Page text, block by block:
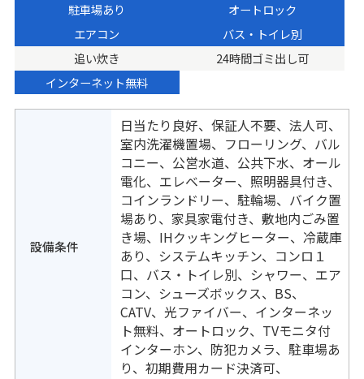
駐車場あり
オートロック
エアコン
バス・トイレ別
追い炊き
24時間ゴミ出し可
インターネット無料
設備条件
日当たり良好、保証人不要、法人可、
室内洗濯機置場、フローリング、バル
コニー、公営水道、公共下水、オール
電化、エレベーター、照明器具付き、
コインランドリー、駐輪場、バイク置
場あり、家具家電付き、敷地内ごみ置
き場、IHクッキングヒーター、冷蔵庫
あり、システムキッチン、コンロ１
口、バス・トイレ別、シャワー、エア
コン、シューズボックス、BS、
CATV、光ファイバー、インターネッ
ト無料、オートロック、TVモニタ付
インターホン、防犯カメラ、駐車場あ
り、初期費用カード決済可、